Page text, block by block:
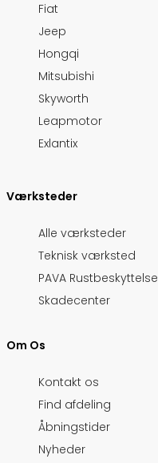
Fiat
Jeep
Hongqi
Mitsubishi
Skyworth
Leapmotor
Exlantix
Værksteder
Alle værksteder
Teknisk værksted
PAVA Rustbeskyttelse
Skadecenter
Om Os
Kontakt os
Find afdeling
Åbningstider
Nyheder